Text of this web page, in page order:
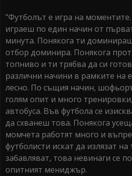
"Футболът е игра на
играеш по един начин от
минута. Понякога ти
отбор доминира. Понякога
топниво и ти трябва да си
различни начини в рамките на
лесно. По същия начин,
голям опит и много
автобуса. Във футбола се
да схванеш това. Понякога
момчета работят много и
футболисти искат да излязат на
забавляват, това невинаги се
опитният мениджър.